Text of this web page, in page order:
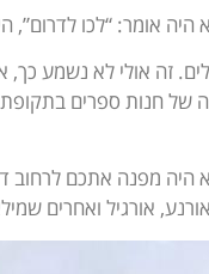
אומר: “לכו לדרום”,
זה אולי לא נשמע
של חנות ספרים
היה מפנה אתכם לרחוב
אורגיל ואחרים